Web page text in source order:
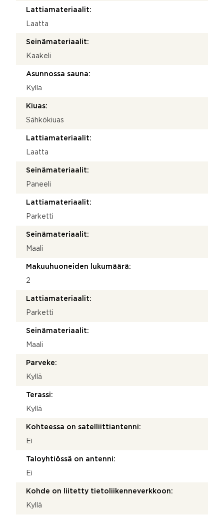
Lattiamateriaalit:
Laatta
Seinämateriaalit:
Kaakeli
Asunnossa sauna:
Kyllä
Kiuas:
Sähkökiuas
Lattiamateriaalit:
Laatta
Seinämateriaalit:
Paneeli
Lattiamateriaalit:
Parketti
Seinämateriaalit:
Maali
Makuuhuoneiden lukumäärä:
2
Lattiamateriaalit:
Parketti
Seinämateriaalit:
Maali
Parveke:
Kyllä
Terassi:
Kyllä
Kohteessa on satelliittiantenni:
Ei
Taloyhtiössä on antenni:
Ei
Kohde on liitetty tietoliikenneverkkoon:
Kyllä